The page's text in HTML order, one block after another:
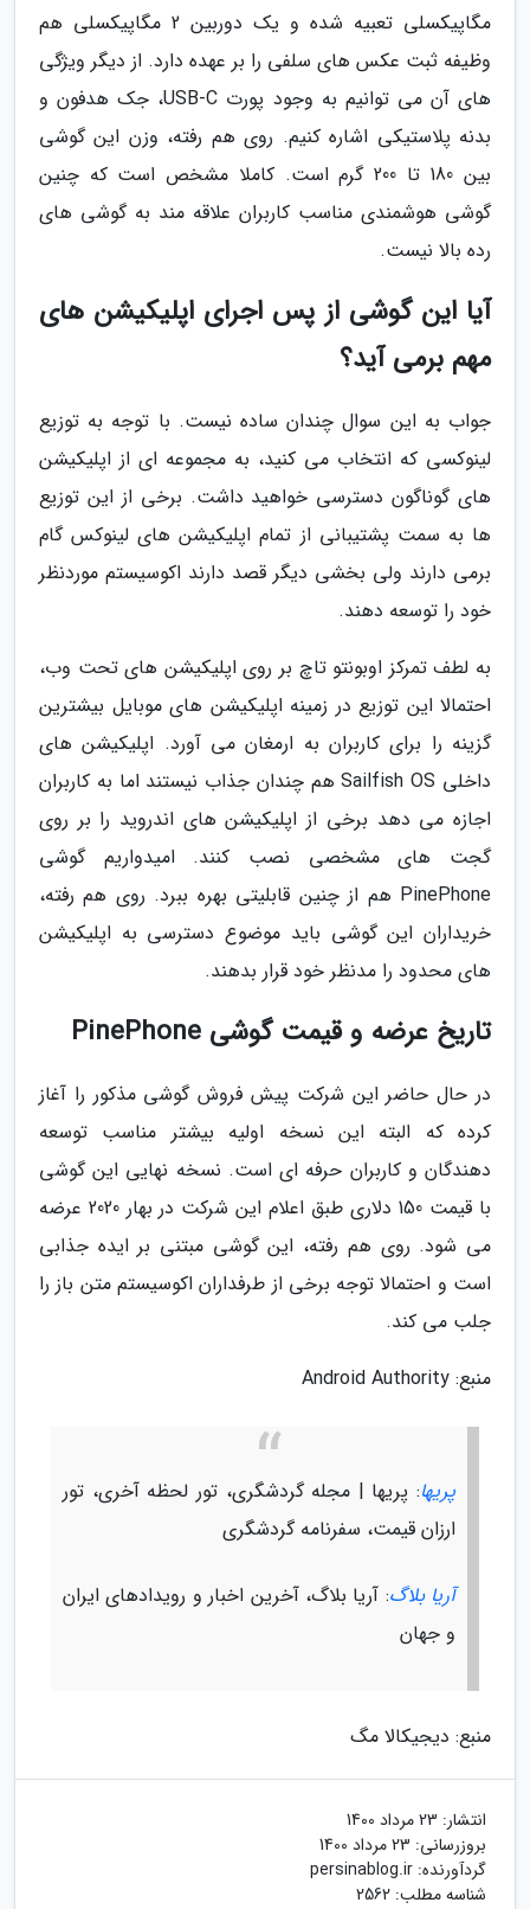
مگاپیکسلی تعبیه شده و یک دوربین 2 مگاپیکسلی هم
وظیفه ثبت عکس های سلفی را بر عهده دارد. از دیگر ویژگی
های آن می توانیم به وجود پورت USB-C، جک هدفون و
بدنه پلاستیکی اشاره کنیم. روی هم رفته، وزن این گوشی
بین 180 تا 200 گرم است. کاملا مشخص است که چنین
گوشی هوشمندی مناسب کاربران علاقه مند به گوشی های
رده بالا نیست.
آیا این گوشی از پس اجرای اپلیکیشن های
مهم برمی آید؟
جواب به این سوال چندان ساده نیست. با توجه به توزیع
لینوکسی که انتخاب می کنید، به مجموعه ای از اپلیکیشن
های گوناگون دسترسی خواهید داشت. برخی از این توزیع
ها به سمت پشتیبانی از تمام اپلیکیشن های لینوکس گام
برمی دارند ولی بخشی دیگر قصد دارند اکوسیستم موردنظر
خود را توسعه دهند.
به لطف تمرکز اوبونتو تاچ بر روی اپلیکیشن های تحت وب،
احتمالا این توزیع در زمینه اپلیکیشن های موبایل بیشترین
گزینه را برای کاربران به ارمغان می آورد. اپلیکیشن های
داخلی Sailfish OS هم چندان جذاب نیستند اما به کاربران
اجازه می دهد برخی از اپلیکیشن های اندروید را بر روی
گجت های مشخصی نصب کنند. امیدواریم گوشی
PinePhone هم از چنین قابلیتی بهره ببرد. روی هم رفته،
خریداران این گوشی باید موضوع دسترسی به اپلیکیشن
های محدود را مدنظر خود قرار بدهند.
تاریخ عرضه و قیمت گوشی PinePhone
در حال حاضر این شرکت پیش فروش گوشی مذکور را آغاز
کرده که البته این نسخه اولیه بیشتر مناسب توسعه
دهندگان و کاربران حرفه ای است. نسخه نهایی این گوشی
با قیمت 150 دلاری طبق اعلام این شرکت در بهار 2020 عرضه
می شود. روی هم رفته، این گوشی مبتنی بر ایده جذابی
است و احتمالا توجه برخی از طرفداران اکوسیستم متن باز را
جلب می کند.
منبع: Android Authority
پریها: پریها | مجله گردشگری، تور لحظه آخری، تور
ارزان قیمت، سفرنامه گردشگری
آریا بلاگ: آریا بلاگ، آخرین اخبار و رویدادهای ایران
و جهان
منبع: دیجیکالا مگ
انتشار: 23 مرداد 1400
بروزرسانی: 23 مرداد 1400
گردآورنده: persinablog.ir
شناسه مطلب: 2562